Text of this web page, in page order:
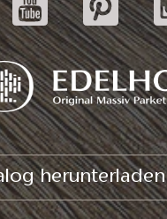
herunterladen